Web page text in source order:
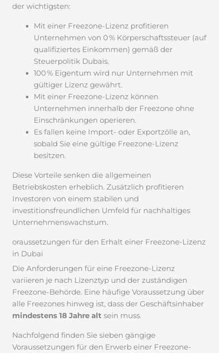
der wichtigsten:
Mit einer Freezone-Lizenz profitieren
Unternehmen von 0 % Körperschaftssteuer (auf
qualifiziertes Einkommen) gemäß der
Steuerpolitik Dubais.
100 % Eigentum wird nur Unternehmen mit
gültiger Lizenz gewährt.
Mit einer Freezone-Lizenz können
Unternehmen innerhalb der Freezone ohne
Einschränkungen operieren.
Es fallen keine Import- oder Exportzölle an,
sobald Sie eine gültige Freezone-Lizenz
besitzen.
Diese Vorteile senken die allgemeinen
Betriebskosten erheblich. Zusätzlich profitieren
Investoren von einem stabilen und
investitionsfreundlichen Umfeld für nachhaltiges
Unternehmenswachstum.
oraussetzungen für den Erhalt einer Freezone-Lizenz
in Dubai
Die Anforderungen für eine Freezone-Lizenz
variieren je nach Lizenztyp und der zuständigen
Freezone-Behörde. Eine häufige Voraussetzung über
alle Freezones hinweg ist, dass der Geschäftsinhaber
mindestens 18 Jahre alt sein muss.
Nachfolgend finden Sie sieben gängige
Voraussetzungen für den Erwerb einer Freezone-